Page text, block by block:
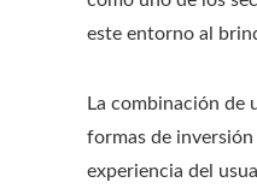
este entorno al
La combinación de
formas de
experiencia del